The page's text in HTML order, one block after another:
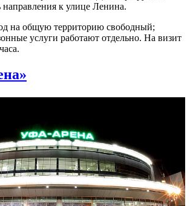
направления к улице Ленина.
на общую территорию свободный;
услуги работают отдельно. На визит